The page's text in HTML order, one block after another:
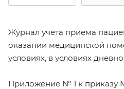
Журнал учета приема
оказании медицинской
условиях, в условиях
Приложение № 1 к приказу